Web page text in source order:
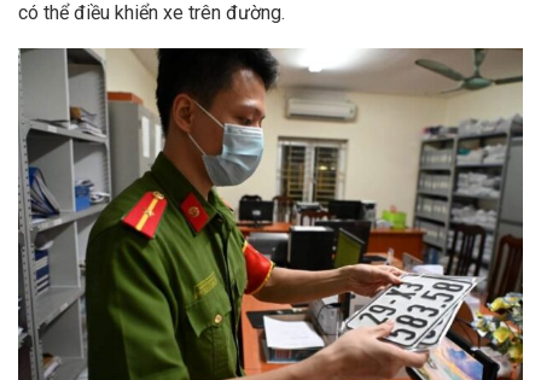
có thể điều khiển xe trên đường.